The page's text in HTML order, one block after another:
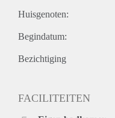
Huisgenoten:
Begindatum:
Bezichtiging
FACILITEITEN